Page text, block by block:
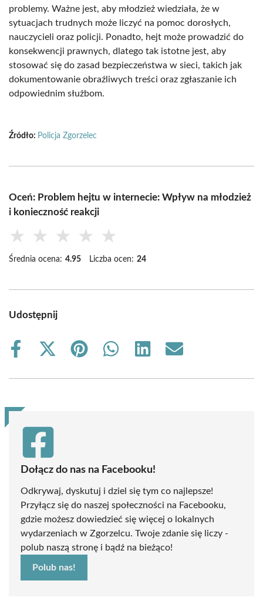
problemy. Ważne jest, aby młodzież wiedziała, że w
sytuacjach trudnych może liczyć na pomoc dorosłych,
nauczycieli oraz policji. Ponadto, hejt może prowadzić do
konsekwencji prawnych, dlatego tak istotne jest, aby
stosować się do zasad bezpieczeństwa w sieci, takich jak
dokumentowanie obraźliwych treści oraz zgłaszanie ich
odpowiednim służbom.
Źródło: Policja Zgorzelec
Oceń: Problem hejtu w internecie: Wpływ na młodzież
i konieczność reakcji
★ ★ ★ ★ ★
Średnia ocena: 4.95 Liczba ocen: 24
Udostępnij
Share
Share
(Twitter)
Share
Share
Share
Share
Dołącz do nas na Facebooku!
Odkrywaj, dyskutuj i dziel się tym co najlepsze!
Przyłącz się do naszej społeczności na Facebooku,
gdzie możesz dowiedzieć się więcej o lokalnych
wydarzeniach w Zgorzelcu. Twoje zdanie się liczy -
polub naszą stronę i bądź na bieżąco!
Polub nas!